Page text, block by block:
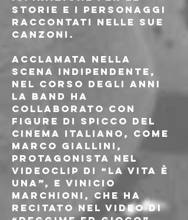
storie e i personaggi
raccontati nelle sue
canzoni.
Acclamata nella
scena indipendente,
nel corso degli anni
la band ha
collaborato con
figure di spicco del
cinema italiano, come
Marco Giallini,
protagonista nel
videoclip di “La vita è
una”, e Vinicio
Marchioni, che ha
recitato nel video di